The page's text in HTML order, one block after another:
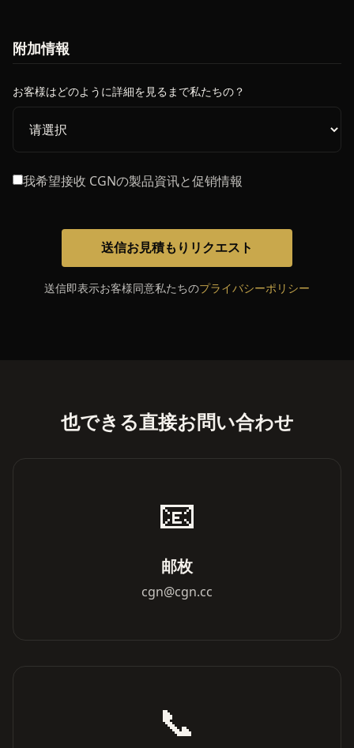
附加情報
お客様はどのように詳細を見るまで私たちの？
我希望接收 CGNの製品資讯と促销情報
送信お見積もりリクエスト
送信即表示お客様同意私たちのプライバシーポリシー
也できる直接お問い合わせ
📧
邮枚
cgn@cgn.cc
📞